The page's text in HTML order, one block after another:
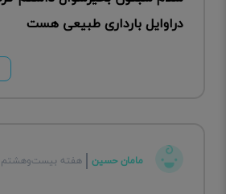
دراوایل بارداری طبیعی هست
مامان حسین هفته بیست‌وهشتم